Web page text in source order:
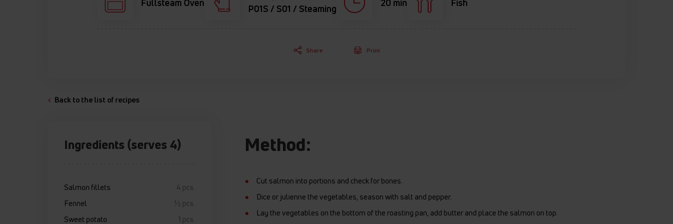
P01S / S01 / Steaming
Share Print
Back to the list of recipes
Ingredients (serves 4)
Salmon fillets
4 pcs.
Fennel
½ pcs.
Sweet potato
1 pcs.
Method:
Cut salmon into portions and check for bones.
Dice or julienne the vegetables, season with salt and pepper.
Lay the vegetables on the bottom of the roasting pan, add butter and place the salmon on top.